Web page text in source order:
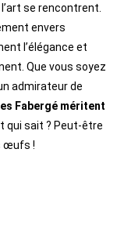
se rencontrent.
envers
l’élégance et
Que vous soyez
admirateur de
Fabergé méritent
qui sait ? Peut-être
œufs !